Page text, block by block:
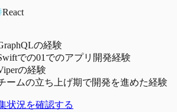
React
の経験
での01でのアプリ開発経験
の経験
ームの立ち上げ期で開発を進めた経験
状況を確認する